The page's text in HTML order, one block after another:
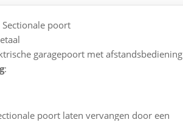
Sectionale poort
garagepoort met afstandsbediening
:
poort laten vervangen door een